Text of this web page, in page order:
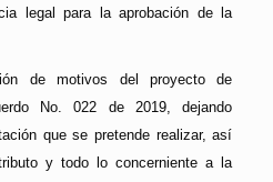
legal para la aprobación de la
de motivos del proyecto de
No. 022 de 2019, dejando
que se pretende realizar, así
y todo lo concerniente a la